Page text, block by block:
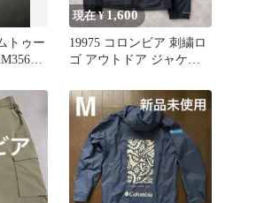
トゥー
現在 ¥ 1,600
19975 コロンビア 刺繍ロ
ゴ アウトドア ジャケッ